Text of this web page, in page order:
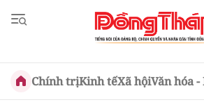
Chính trịKinh tếXã hộiVăn hóa